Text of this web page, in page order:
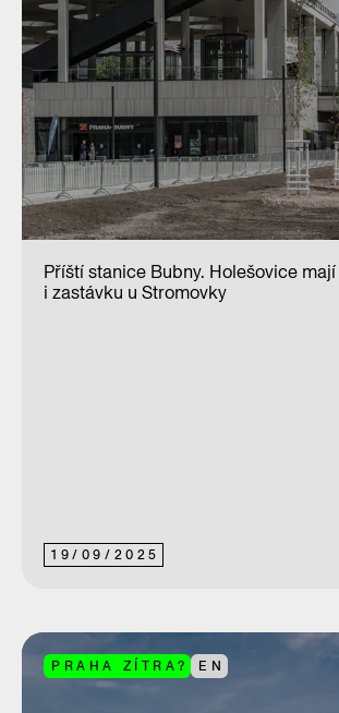
19/ 09/ 2025
Příští stanice Bubny. Holešovice
i zastávku u Stromovky
PRAHA ZÍTRA? EN